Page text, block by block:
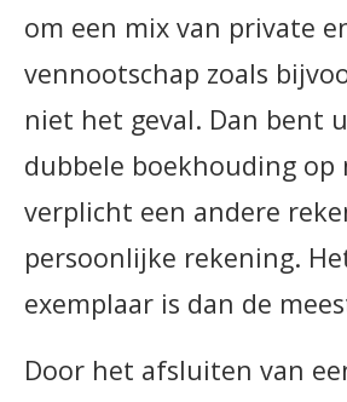
om een mix van private
vennootschap zoals
niet het geval. Dan bent
dubbele boekhouding
verplicht een andere
persoonlijke rekening.
exemplaar is dan de
Door het afsluiten van